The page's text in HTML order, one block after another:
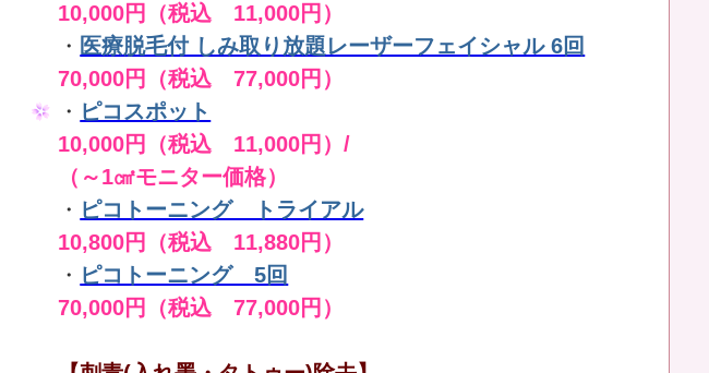
10,000円（税込 11,000円）
・ 医療脱毛付 しみ取り放題レーザーフェイシャル 6回
70,000円（税込 77,000円）
・ ピコスポット
10,000円（税込 11,000円）/
（～1㎠モニター価格）
・ ピコトーニング トライアル
10,800円（税込 11,880円）
・ ピコトーニング 5回
70,000円（税込 77,000円）